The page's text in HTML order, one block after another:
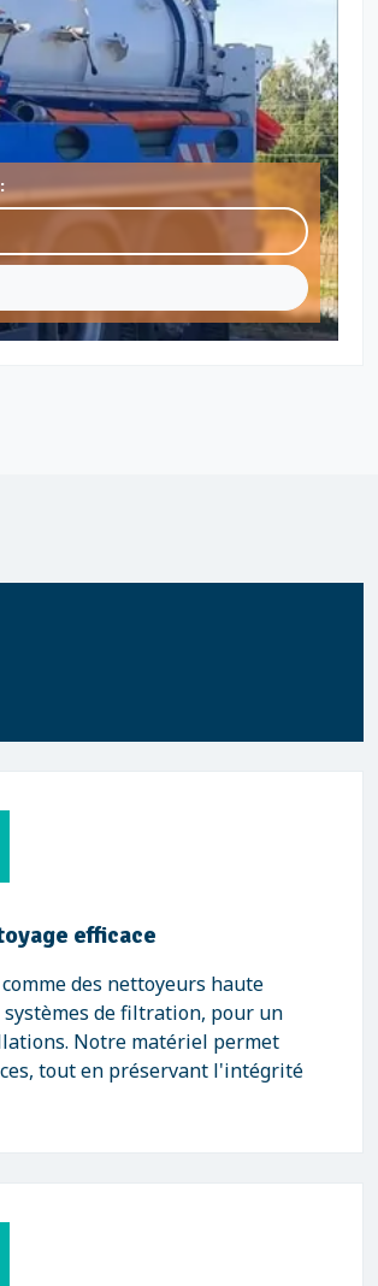
efficace
des nettoyeurs haute
de filtration, pour un
Notre matériel permet
tout en préservant l'intégrité